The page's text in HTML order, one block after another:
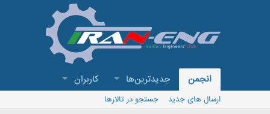
انجمن جدیدترین‌ها کاربران
ارسال های جدید
جستجو در تالارها